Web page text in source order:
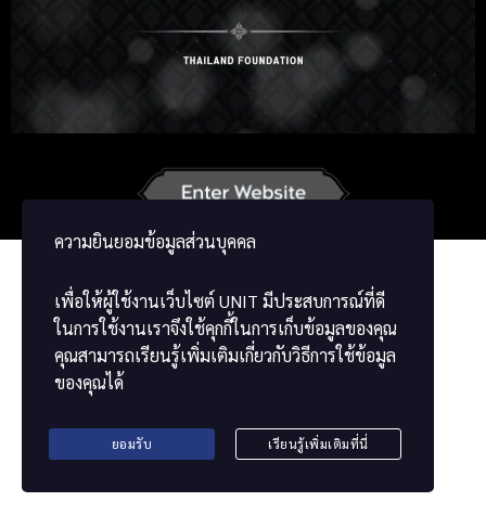
ความยินยอมข้อมูลส่วนบุคคล
เพื่อให้ผู้ใช้งานเว็บไซต์ UNIT มีประสบการณ์ที่ดี
ในการใช้งานเราจึงใช้คุกกี้ในการเก็บข้อมูลของคุณ
คุณสามารถเรียนรู้เพิ่มเติมเกี่ยวกับวิธีการใช้ข้อมูล
ของคุณได้
ยอมรับ เรียนรู้เพิ่มเติมที่นี่
Korean Japanese
Vietnamese
ພາສາລາວ